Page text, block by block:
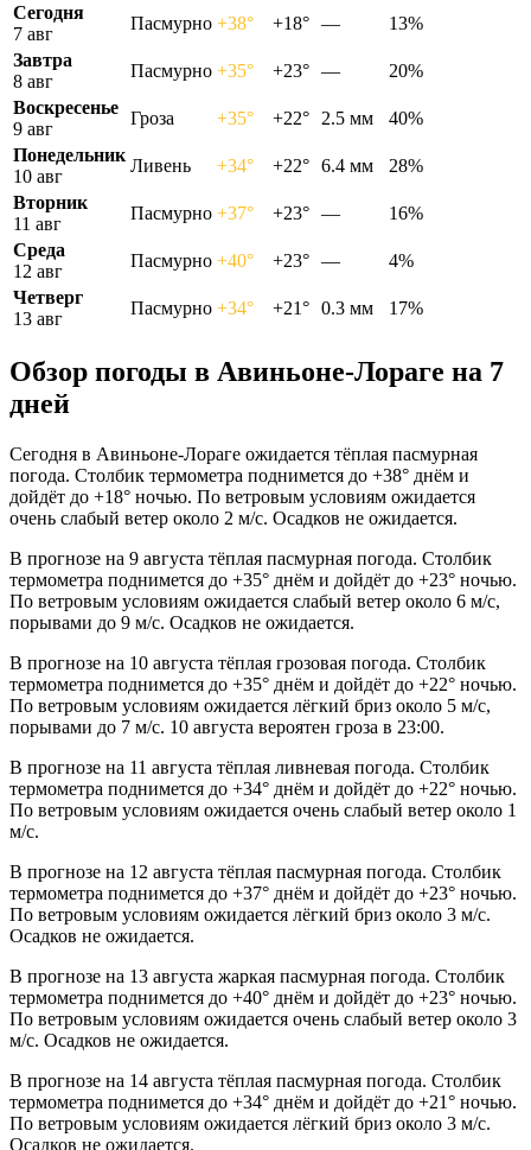
Сегодня
7 авг
Пасмурно +38° +18° —
13%
Завтра
8 авг
Пасмурно +35° +23° —
20%
Воскресенье
9 авг
Гроза +35° +22° 2.5 мм
40%
Понедельник
10 авг
Ливень +34° +22° 6.4 мм
28%
Вторник
11 авг
Пасмурно +37° +23° —
16%
Среда
12 авг
Пасмурно +40° +23° —
4%
Четверг
13 авг
Пасмурно +34° +21° 0.3 мм 17%
Обзор погоды в Авиньоне-Лораге на 7
дней
Сегодня в Авиньоне-Лораге ожидается тёплая пасмурная
погода. Столбик термометра поднимется до +38° днём и
дойдёт до +18° ночью. По ветровым условиям ожидается
очень слабый ветер около 2 м/с. Осадков не ожидается.
В прогнозе на 9 августа тёплая пасмурная погода. Столбик
термометра поднимется до +35° днём и дойдёт до +23° ночью.
По ветровым условиям ожидается слабый ветер около 6 м/с,
порывами до 9 м/с. Осадков не ожидается.
В прогнозе на 10 августа тёплая грозовая погода. Столбик
термометра поднимется до +35° днём и дойдёт до +22° ночью.
По ветровым условиям ожидается лёгкий бриз около 5 м/с,
порывами до 7 м/с. 10 августа вероятен гроза в 23:00.
В прогнозе на 11 августа тёплая ливневая погода. Столбик
термометра поднимется до +34° днём и дойдёт до +22° ночью.
По ветровым условиям ожидается очень слабый ветер около 1
м/с.
В прогнозе на 12 августа тёплая пасмурная погода. Столбик
термометра поднимется до +37° днём и дойдёт до +23° ночью.
По ветровым условиям ожидается лёгкий бриз около 3 м/с.
Осадков не ожидается.
В прогнозе на 13 августа жаркая пасмурная погода. Столбик
термометра поднимется до +40° днём и дойдёт до +23° ночью.
По ветровым условиям ожидается очень слабый ветер около 3
м/с. Осадков не ожидается.
В прогнозе на 14 августа тёплая пасмурная погода. Столбик
термометра поднимется до +34° днём и дойдёт до +21° ночью.
По ветровым условиям ожидается лёгкий бриз около 3 м/с.
Осадков не ожидается.